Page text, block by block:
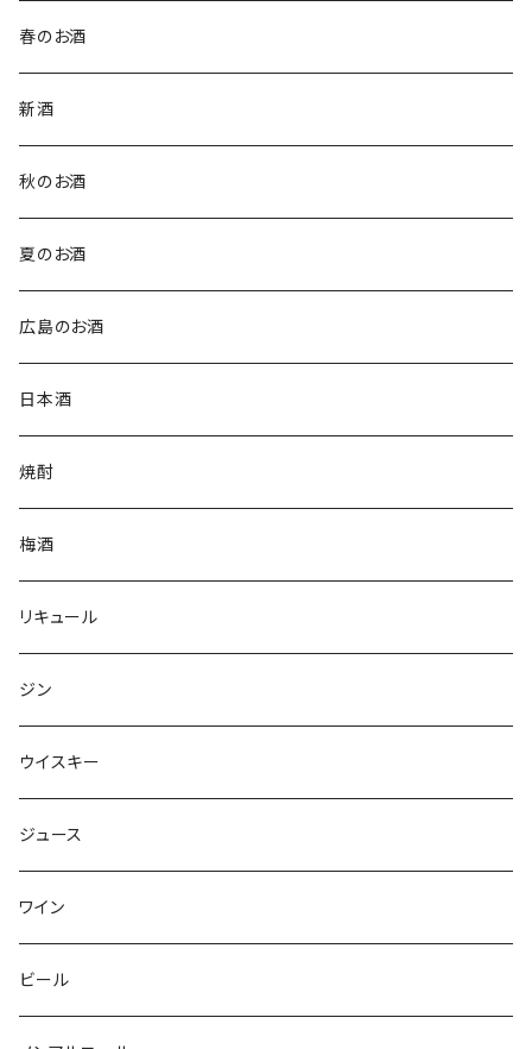
春のお酒
新酒
秋のお酒
夏のお酒
広島のお酒
日本酒
焼酎
梅酒
リキュール
ジン
ウイスキー
ジュース
ワイン
ビール